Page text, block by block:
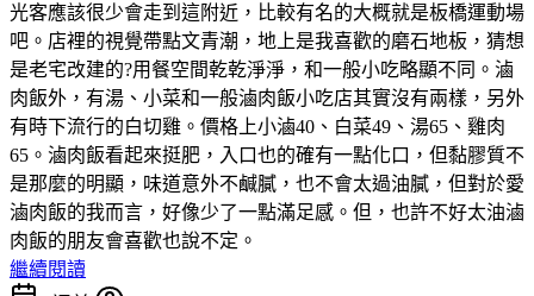
光客應該很少會走到這附近，比較有名的大概就是板橋運動場
吧。店裡的視覺帶點文青潮，地上是我喜歡的磨石地板，猜想
是老宅改建的?用餐空間乾乾淨淨，和一般小吃略顯不同。滷
肉飯外，有湯、小菜和一般滷肉飯小吃店其實沒有兩樣，另外
有時下流行的白切雞。價格上小滷40、白菜49、湯65、雞肉
65。滷肉飯看起來挺肥，入口也的確有一點化口，但黏膠質不
是那麼的明顯，味道意外不鹹膩，也不會太過油膩，但對於愛
滷肉飯的我而言，好像少了一點滿足感。但，也許不好太油滷
肉飯的朋友會喜歡也說不定。
繼續閱讀